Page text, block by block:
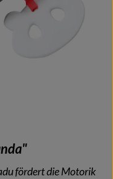
fördert die Motorik